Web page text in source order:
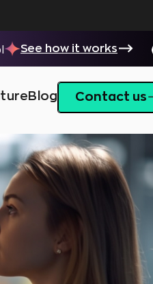
See how it works
Blog Contact us